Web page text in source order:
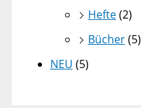
Hefte(2)
Bücher(5)
NEU (5)